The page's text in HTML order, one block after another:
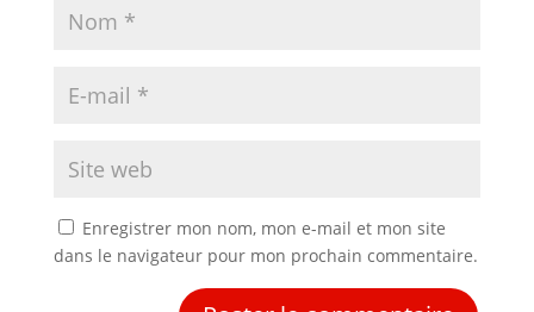
Enregistrer mon nom, mon e-mail et mon site
dans le navigateur pour mon prochain commentaire.